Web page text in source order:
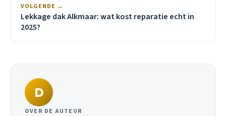
VOLGENDE →
Lekkage dak Alkmaar: wat kost reparatie echt in
2025?
D
OVER DE AUTEUR